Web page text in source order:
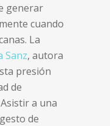
generar
cuando
La
Sanz, autora
presión
de
a una
de